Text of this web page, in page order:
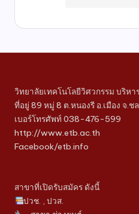
วิทยาลัยเทคโนโลยีวิศวกรรม บริหา
ที่อยู่ 89 หมู่ 8 ต.หนองรี อ.เมือง จ.
เบอร์โทรศัพท์ 038-476-599
http://www.etb.ac.th
Facebook/etb.info
สาขาที่เปิดรับสมัคร ดังนี้
ปวช. , ปวส.